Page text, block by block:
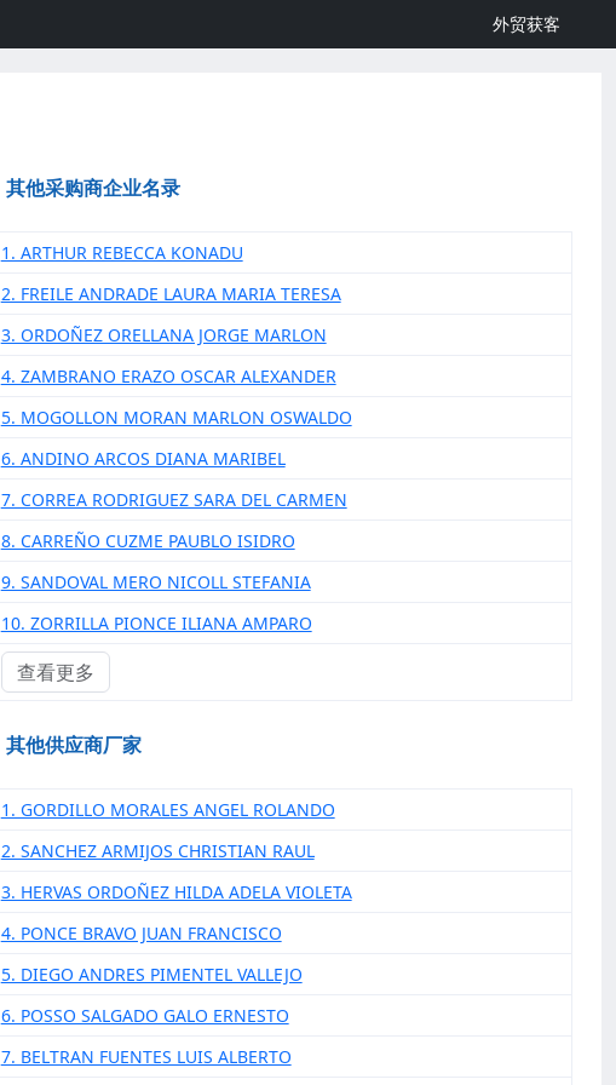
外贸获客
其他采购商企业名录
1. ARTHUR REBECCA KONADU
2. FREILE ANDRADE LAURA MARIA TERESA
3. ORDOÑEZ ORELLANA JORGE MARLON
4. ZAMBRANO ERAZO OSCAR ALEXANDER
5. MOGOLLON MORAN MARLON OSWALDO
6. ANDINO ARCOS DIANA MARIBEL
7. CORREA RODRIGUEZ SARA DEL CARMEN
8. CARREÑO CUZME PAUBLO ISIDRO
9. SANDOVAL MERO NICOLL STEFANIA
10. ZORRILLA PIONCE ILIANA AMPARO
查看更多
其他供应商厂家
1. GORDILLO MORALES ANGEL ROLANDO
2. SANCHEZ ARMIJOS CHRISTIAN RAUL
3. HERVAS ORDOÑEZ HILDA ADELA VIOLETA
4. PONCE BRAVO JUAN FRANCISCO
5. DIEGO ANDRES PIMENTEL VALLEJO
6. POSSO SALGADO GALO ERNESTO
7. BELTRAN FUENTES LUIS ALBERTO